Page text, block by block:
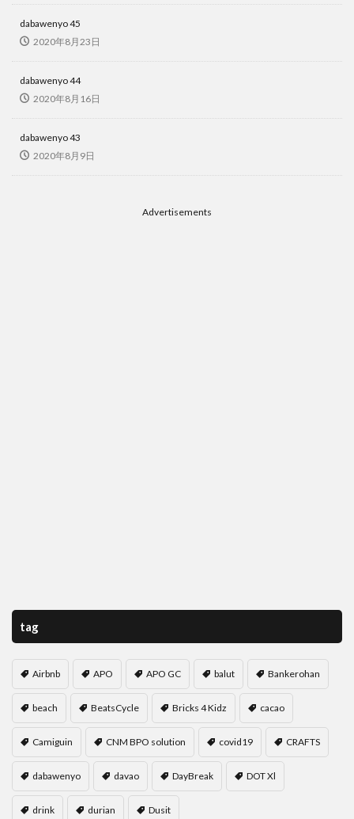
dabawenyo 45
2020年8月23日
dabawenyo 44
2020年8月16日
dabawenyo 43
2020年8月9日
Advertisements
tag
Airbnb APO APO GC balut Bankerohan
beach BeatsCycle Bricks 4 Kidz cacao
Camiguin CNM BPO solution covid19 CRAFTS
dabawenyo davao DayBreak DOT Xl
drink durian Dusit